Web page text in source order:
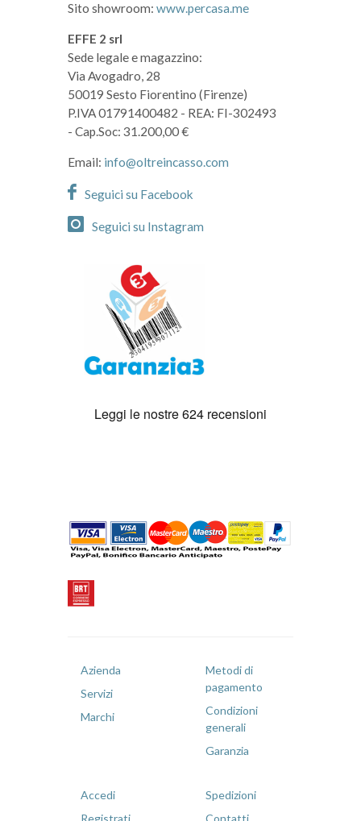
Sito showroom: www.percasa.me
EFFE 2 srl
Sede legale e magazzino:
Via Avogadro, 28
50019 Sesto Fiorentino (Firenze)
P.IVA 01791400482 - REA: FI-302493
- Cap.Soc: 31.200,00 €
Email: info@oltreincasso.com
Seguici su Facebook
Seguici su Instagram
Azienda
Servizi
Marchi
Metodi di
pagamento
Condizioni
generali
Garanzia
Accedi
Registrati
Spedizioni
Contatti